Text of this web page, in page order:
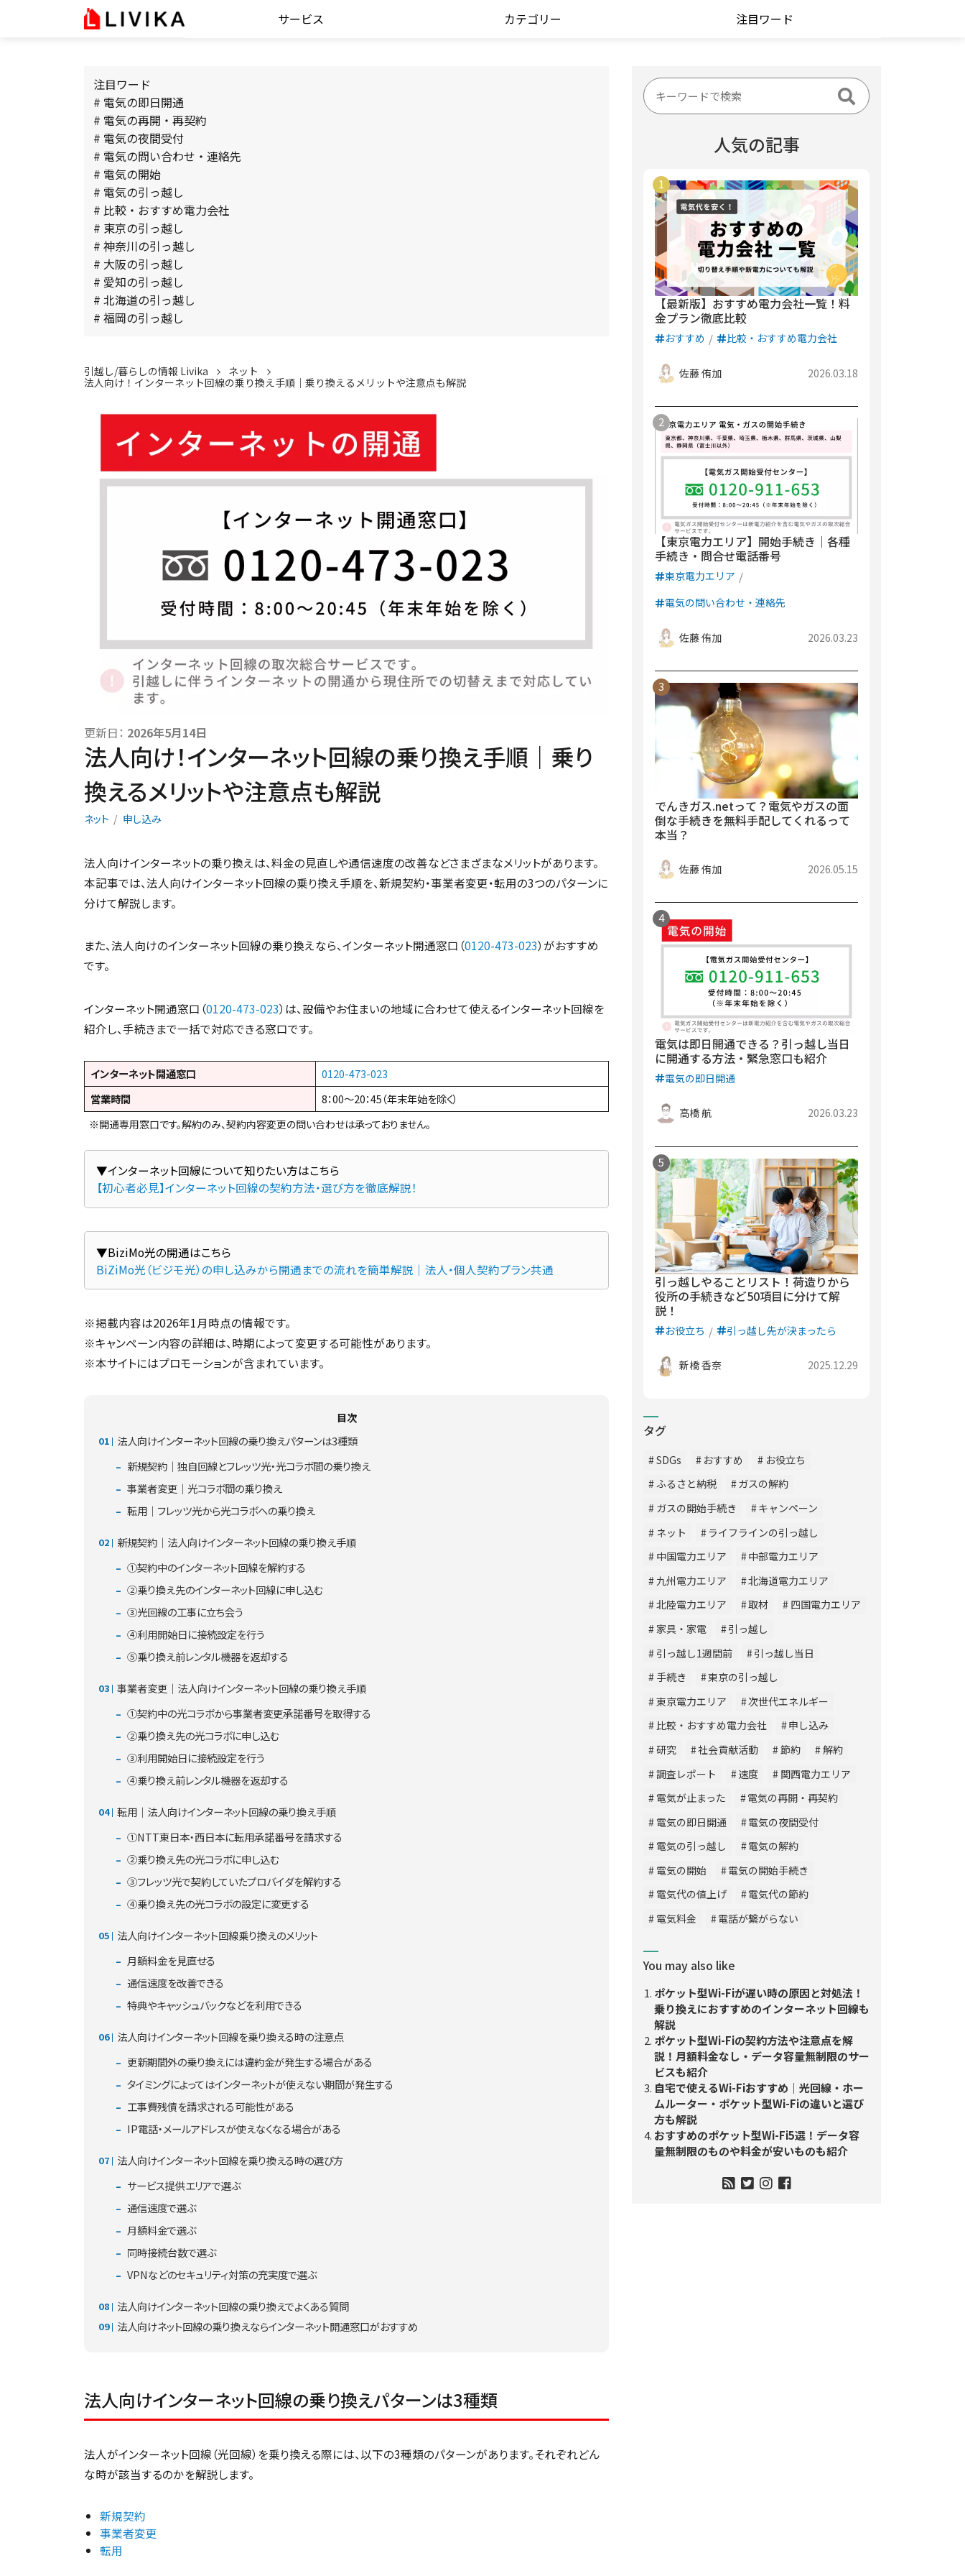
サービス カテゴリー 注目ワード
注目ワード
# 電気の即日開通
# 電気の再開・再契約
# 電気の夜間受付
# 電気の問い合わせ・連絡先
# 電気の開始
# 電気の引っ越し
# 比較・おすすめ電力会社
# 東京の引っ越し
# 神奈川の引っ越し
# 大阪の引っ越し
# 愛知の引っ越し
# 北海道の引っ越し
# 福岡の引っ越し
引越し/暮らしの情報 Livika
ネット
法人向け！インターネット回線の乗り換え手順｜乗り換えるメリットや注意点も解説
更新日： 2026年5月14日
法人向け！インターネット回線の乗り換え手順｜乗り
換えるメリットや注意点も解説
ネット 申し込み
法人向けインターネットの乗り換えは、料金の見直しや通信速度の改善などさまざまなメリットがあります。
本記事では、法人向けインターネット回線の乗り換え手順を、新規契約・事業者変更・転用の3つのパターンに
分けて解説します。
また、法人向けのインターネット回線の乗り換えなら、インターネット開通窓口（0120-473-023）がおすすめ
です。
インターネット開通窓口（0120-473-023）は、設備やお住まいの地域に合わせて使えるインターネット回線を
紹介し、手続きまで一括で対応できる窓口です。
インターネット開通窓口
0120-473-023
営業時間
8：00～20：45（年末年始を除く）
※開通専用窓口です。解約のみ、契約内容変更の問い合わせは承っておりません。
【初心者必見】インターネット回線の契約方法・選び方を徹底解説！
BiZiMo光（ビジモ光）の申し込みから開通までの流れを簡単解説｜法人・個人契約プラン共通
※掲載内容は2026年1月時点の情報です。
※キャンペーン内容の詳細は、時期によって変更する可能性があります。
※本サイトにはプロモーションが含まれています。
目次
法人向けインターネット回線の乗り換えパターンは3種類
新規契約｜独自回線とフレッツ光・光コラボ間の乗り換え
事業者変更｜光コラボ間の乗り換え
転用｜フレッツ光から光コラボへの乗り換え
新規契約｜法人向けインターネット回線の乗り換え手順
①契約中のインターネット回線を解約する
②乗り換え先のインターネット回線に申し込む
③光回線の工事に立ち会う
④利用開始日に接続設定を行う
⑤乗り換え前レンタル機器を返却する
事業者変更｜法人向けインターネット回線の乗り換え手順
①契約中の光コラボから事業者変更承諾番号を取得する
②乗り換え先の光コラボに申し込む
③利用開始日に接続設定を行う
④乗り換え前レンタル機器を返却する
転用｜法人向けインターネット回線の乗り換え手順
①NTT東日本・西日本に転用承諾番号を請求する
②乗り換え先の光コラボに申し込む
③フレッツ光で契約していたプロバイダを解約する
④乗り換え先の光コラボの設定に変更する
法人向けインターネット回線乗り換えのメリット
月額料金を見直せる
通信速度を改善できる
特典やキャッシュバックなどを利用できる
法人向けインターネット回線を乗り換える時の注意点
更新期間外の乗り換えには違約金が発生する場合がある
タイミングによってはインターネットが使えない期間が発生する
工事費残債を請求される可能性がある
IP電話・メールアドレスが使えなくなる場合がある
法人向けインターネット回線を乗り換える時の選び方
サービス提供エリアで選ぶ
通信速度で選ぶ
月額料金で選ぶ
同時接続台数で選ぶ
VPNなどのセキュリティ対策の充実度で選ぶ
法人向けインターネット回線の乗り換えでよくある質問
法人向けネット回線の乗り換えならインターネット開通窓口がおすすめ
法人向けインターネット回線の乗り換えパターンは3種類
法人がインターネット回線（光回線）を乗り換える際には、以下の3種類のパターンがあります。それぞれどん
な時が該当するのかを解説します。
新規契約
事業者変更
転用
人気の記事
【最新版】おすすめ電力会社一覧！料
金プラン徹底比較
おすすめ 比較・おすすめ電力会社
佐藤 侑加 2026.03.18
【東京電力エリア】開始手続き｜各種
手続き・問合せ電話番号
東京電力エリア
電気の問い合わせ・連絡先
佐藤 侑加 2026.03.23
でんきガス.netって？電気やガスの面
倒な手続きを無料手配してくれるって
本当？
佐藤 侑加 2026.05.15
電気は即日開通できる？引っ越し当日
に開通する方法・緊急窓口も紹介
電気の即日開通
高橋 航 2026.03.23
引っ越しやることリスト！荷造りから
役所の手続きなど50項目に分けて解
説！
お役立ち 引っ越し先が決まったら
新橋 香奈 2025.12.29
タグ
SDGs おすすめ
お役立ち
ふるさと納税
ガスの解約
ガスの開始手続き
キャンペーン
ネット
ライフラインの引っ越し
中国電力エリア
中部電力エリア
九州電力エリア
北海道電力エリア
北陸電力エリア
取材
四国電力エリア
家具・家電
引っ越し
引っ越し1週間前
引っ越し当日
手続き
東京の引っ越し
東京電力エリア
次世代エネルギー
比較・おすすめ電力会社
申し込み
研究
社会貢献活動 節約
解約
調査レポート
速度
関西電力エリア
電気が止まった
電気の再開・再契約
電気の即日開通
電気の夜間受付
電気の引っ越し
電気の解約
電気の開始
電気の開始手続き
電気代の値上げ
電気代の節約
電気料金
電話が繋がらない
You may also like
ポケット型Wi-Fiが遅い時の原因と対処法！
乗り換えにおすすめのインターネット回線も
解説
ポケット型Wi-Fiの契約方法や注意点を解
説！月額料金なし・データ容量無制限のサー
ビスも紹介
自宅で使えるWi-Fiおすすめ｜光回線・ホー
ムルーター・ポケット型Wi-Fiの違いと選び
方も解説
おすすめのポケット型Wi-Fi5選！データ容
量無制限のものや料金が安いものも紹介